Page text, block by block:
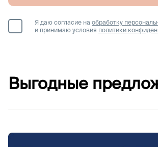
Я даю согласие на обработку
и принимаю условия политики
Выгодные